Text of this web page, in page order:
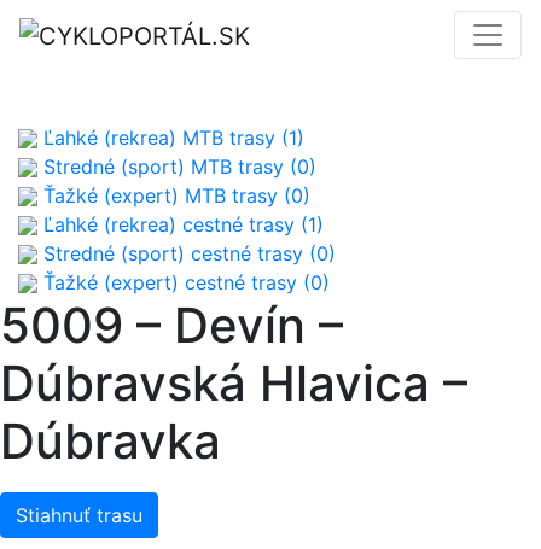
Ľahké (rekrea) MTB trasy (1)
Stredné (sport) MTB trasy (0)
Ťažké (expert) MTB trasy (0)
Ľahké (rekrea) cestné trasy (1)
Stredné (sport) cestné trasy (0)
Ťažké (expert) cestné trasy (0)
5009 – Devín –
Dúbravská Hlavica –
Dúbravka
Stiahnuť trasu